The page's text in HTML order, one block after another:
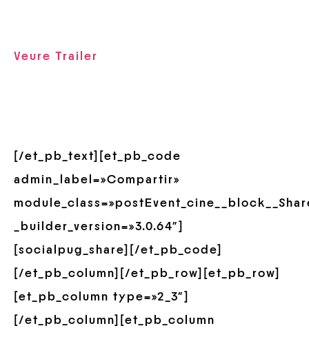
Veure Trailer
[/et_pb_text][et_pb_code
admin_label=»Compartir»
_builder_version=»3.0.64″]
[socialpug_share][/et_pb_code]
[/et_pb_column][/et_pb_row][et_pb_row]
[et_pb_column type=»2_3″]
[/et_pb_column][et_pb_column